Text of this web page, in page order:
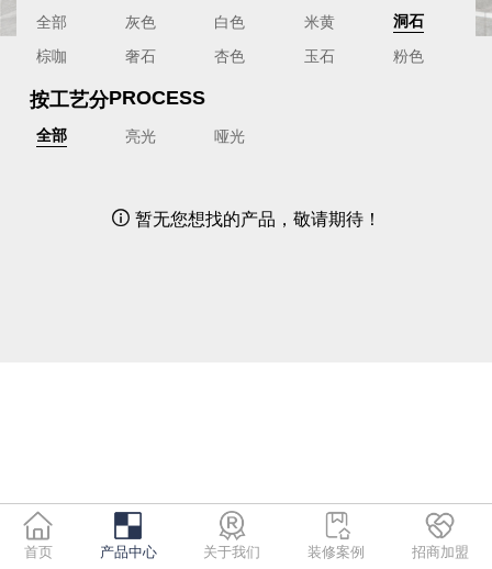
全部
灰色 白色 米黄 洞石
棕咖 奢石 杏色 玉石 粉色
按工艺分PROCESS
全部 亮光 哑光
 暂无您想找的产品，敬请期待！
首页 产品中心 关于我们 装修案例 招商加盟